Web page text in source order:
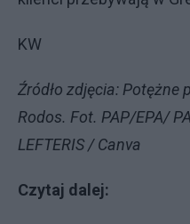
KW
Źródło zdjęcia: Potężne
Rodos. Fot. PAP/EPA/
LEFTERIS / Canva
Czytaj dalej: